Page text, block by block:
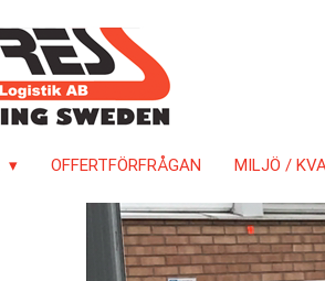
OFFERTFÖRFRÅGAN MILJÖ /